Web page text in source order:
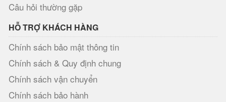
Câu hỏi thường gặp
HỖ TRỢ KHÁCH HÀNG
Chính sách bảo mật thông tin
Chính sách & Quy định chung
Chính sách vận chuyển
Chính sách bảo hành